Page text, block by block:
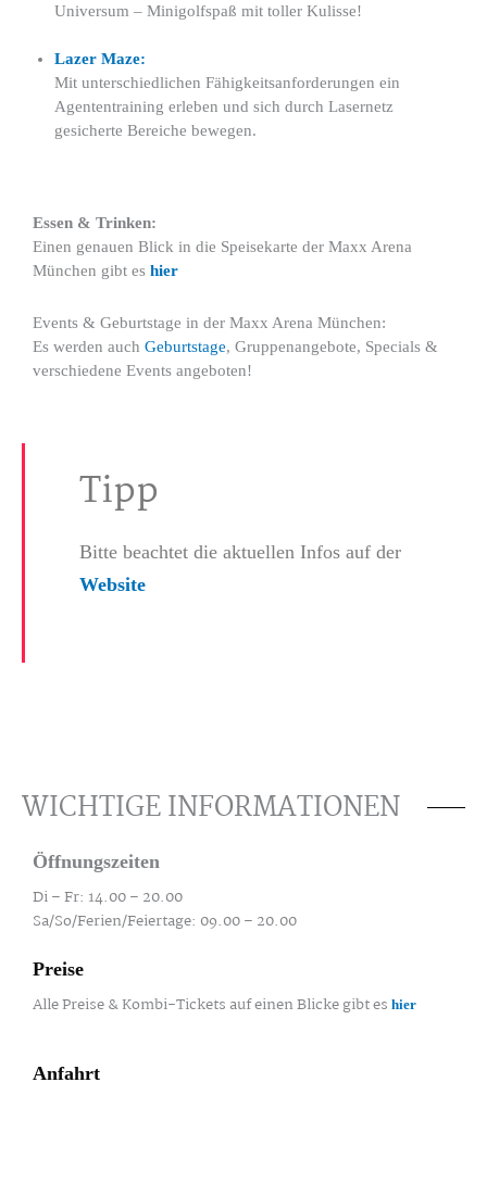
Universum – Minigolfspaß mit toller Kulisse!
Lazer Maze:
Mit unterschiedlichen Fähigkeitsanforderungen ein
Agententraining erleben und sich durch Lasernetz
gesicherte Bereiche bewegen.
Essen & Trinken:
Einen genauen Blick in die Speisekarte der Maxx Arena
München gibt es hier
Events & Geburtstage in der Maxx Arena München:
Es werden auch Geburtstage, Gruppenangebote, Specials &
verschiedene Events angeboten!
Tipp
Bitte beachtet die aktuellen Infos auf der
Website
WICHTIGE INFORMATIONEN
Öffnungszeiten
Di – Fr: 14.00 – 20.00
Sa/So/Ferien/Feiertage: 09.00 – 20.00
Preise
Alle Preise & Kombi-Tickets auf einen Blicke gibt es hier
Anfahrt